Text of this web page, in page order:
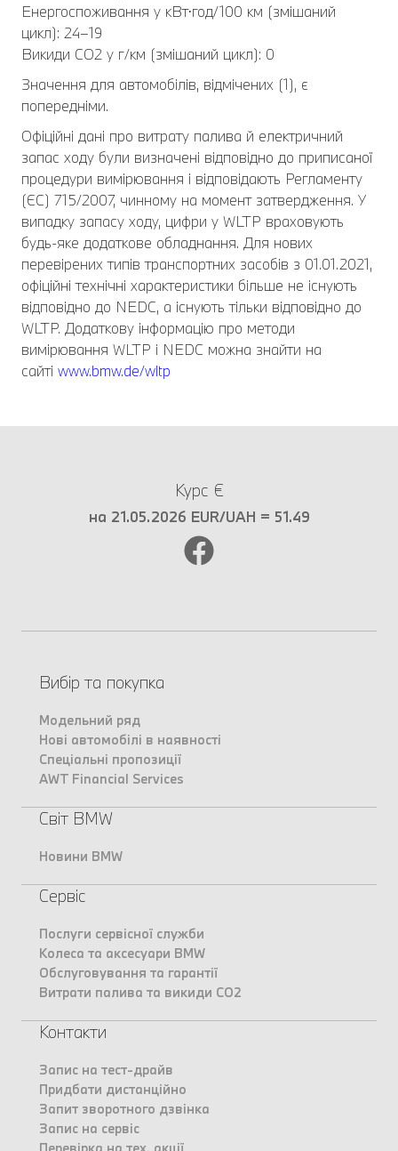
Енергоспоживання у кВт⋅год/100 км (змішаний
цикл): 24–19
Викиди CO2 у г/км (змішаний цикл): 0
Значення для автомобілів, відмічених (1), є
попередніми.
Офіційні дані про витрату палива й електричний
запас ходу були визначені відповідно до приписаної
процедури вимірювання і відповідають Регламенту
(ЄС) 715/2007, чинному на момент затвердження. У
випадку запасу ходу, цифри у WLTP враховують
будь-яке додаткове обладнання. Для нових
перевірених типів транспортних засобів з 01.01.2021,
офіційні технічні характеристики більше не існують
відповідно до NEDC, а існують тільки відповідно до
WLTP. Додаткову інформацію про методи
вимірювання WLTP і NEDC можна знайти на
сайті www.bmw.de/wltp
Курс €
на 21.05.2026 EUR/UAH = 51.49
Вибір та покупка
Модельний ряд
Нові автомобілі в наявності
Спеціальні пропозиції
AWT Financial Services
Світ BMW
Новини BMW
Сервіс
Послуги сервісної служби
Колеса та аксесуари BMW
Обслуговування та гарантії
Витрати палива та викиди CO2
Контакти
Запис на тест-драйв
Придбати дистанційно
Запит зворотного дзвінка
Запис на сервіс